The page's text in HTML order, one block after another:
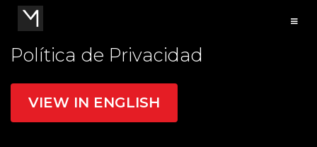
Política de Privacidad
VIEW IN ENGLISH